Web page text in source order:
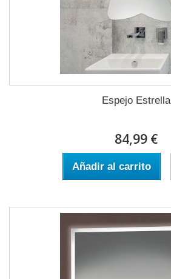
Espejo Estrella
84,99 €
Añadir al carrito